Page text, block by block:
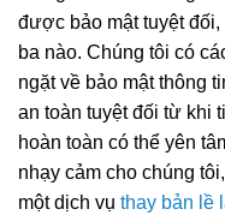
được bảo mật tuyệt
ba nào. Chúng tôi có
ngặt về bảo mật thông
an toàn tuyệt đối từ khi
hoàn toàn có thể yên
nhạy cảm cho chúng
một dịch vụ thay bản lề